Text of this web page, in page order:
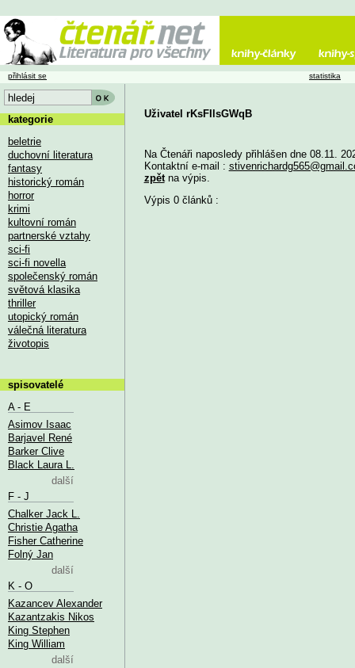
Uživatel rKsFIlsGWqB
Na Čtenáři naposledy přihlášen dne 08.11.
Kontaktní e-mail :
zpětna výpis.
Výpis 0 článků :
přihlásit se statistika
kategorie
beletrie
duchovní literatura
fantasy
historický román
horror
krimi
kultovní román
partnerské vztahy
sci-fi
sci-fi novella
společenský román
světová klasika
thriller
utopický román
válečná literatura
životopis
spisovatelé
A - E
Asimov Isaac
Barjavel René
Barker Clive
Black Laura L.
další
F - J
Chalker Jack L.
Christie Agatha
Fisher Catherine
Folný Jan
další
K - O
Kazancev Alexander
Kazantzakis Nikos
King Stephen
King William
další